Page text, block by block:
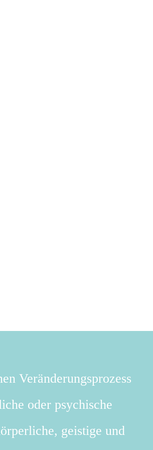
Veränderungsprozess
oder psychische
geistige und